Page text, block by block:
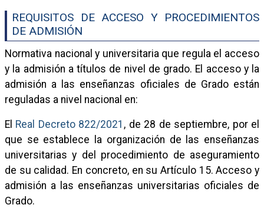
REQUISITOS DE ACCESO Y PROCEDIMIENTOS
DE ADMISIÓN
Normativa nacional y universitaria que regula el acceso
y la admisión a títulos de nivel de grado. El acceso y la
admisión a las enseñanzas oficiales de Grado están
reguladas a nivel nacional en:
El Real Decreto 822/2021 , de 28 de septiembre, por el
que se establece la organización de las enseñanzas
universitarias y del procedimiento de aseguramiento
de su calidad. En concreto, en su Artículo 15. Acceso y
admisión a las enseñanzas universitarias oficiales de
Grado.